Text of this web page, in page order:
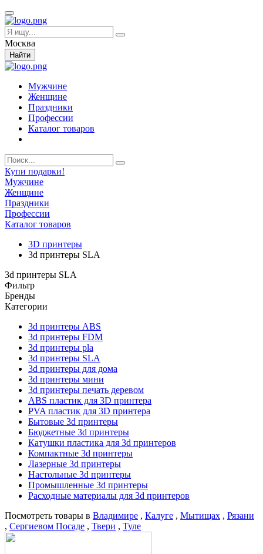
Москва
Найти
Мужчине
Женщине
Праздники
Профессии
Каталог товаров
Купи подарки!
Мужчине
Женщине
Праздники
Профессии
Каталог товаров
3D принтеры
3d принтеры SLA
3d принтеры SLA
Фильтр
Бренды
Категории
3d принтеры ABS
3d принтеры FDM
3d принтеры pla
3d принтеры SLA
3d принтеры для дома
3d принтеры мини
3d принтеры печать деревом
ABS пластик для 3D принтера
PVA пластик для 3D принтера
Бытовые 3d принтеры
Бюджетные 3d принтеры
Катушки пластика для 3d принтеров
Компактные 3d принтеры
Лазерные 3d принтеры
Настольные 3d принтеры
Промышленные 3d принтеры
Расходные материалы для 3d принтеров
Посмотреть товары в Владимире , Калуге , Мытищах , Рязани
, Сергиевом Посаде , Твери , Туле